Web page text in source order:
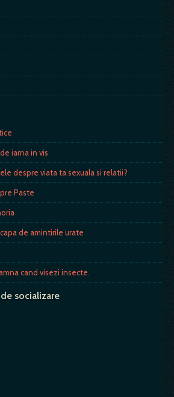
iarna in vis
despre viata ta sexuala si relatii?
Paste
de amintirile urate
cand visezi insecte.
socializare